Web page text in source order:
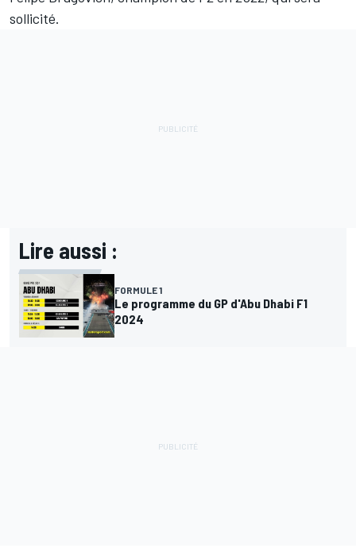
sollicité.
Lire aussi :
FORMULE 1
Le programme du GP d'Abu Dhabi F1
2024